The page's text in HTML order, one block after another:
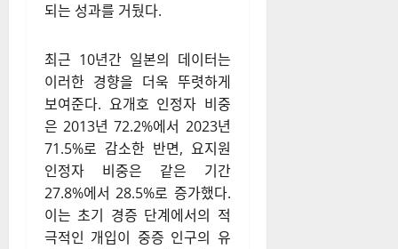
되는 성과를 거뒀다.
최근 10년간 일본의 데이터는
이러한 경향을 더욱 뚜렷하게
보여준다. 요개호 인정자 비중
은 2013년 72.2%에서 2023년
71.5%로 감소한 반면, 요지원
인정자 비중은 같은 기간
27.8%에서 28.5%로 증가했다.
이는 초기 경증 단계에서의 적
극적인 개입이 중증 인구의 유